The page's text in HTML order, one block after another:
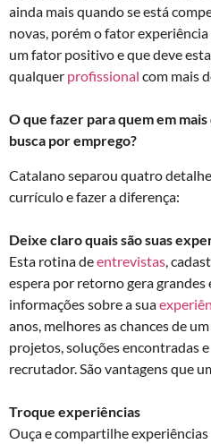
ainda mais quando se está
novas, porém o fator
um fator positivo e que deve
qualquer profissional com mais
O que fazer para quem em
busca por emprego?
Catalano separou quatro
currículo e fazer a diferença:
Deixe claro quais são suas
Esta rotina deentrevistas,
espera por retorno gera
informações sobre a sua
anos, melhores as chances de
projetos, soluções encontradas
recrutador. São vantagens que
Troque experiências
Ouça e compartilhe experiências